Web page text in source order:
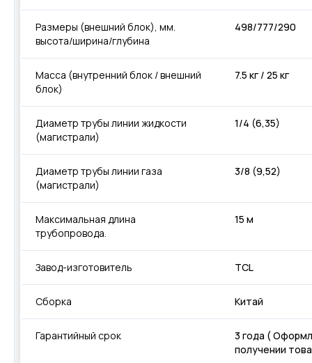
Размеры (внешний блок), мм.
высота/ширина/глубина
498/777/290
Масса (внутренний блок / внешний
блок)
7.5 кг / 25 кг
Диаметр трубы линии жидкости
(магистрали)
1/4 (6,35)
Диаметр трубы линии газа
(магистрали)
3/8 (9,52)
Максимальная длина
трубопровода.
15 м
Завод-изготовитель TCL
Сборка Китай
Гарантийный срок
3 года (
получении